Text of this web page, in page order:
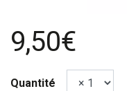
9,50€
Quantité